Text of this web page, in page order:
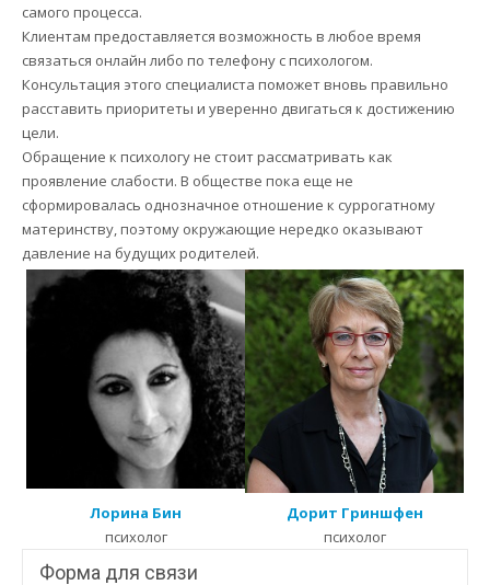
самого процесса.
Клиентам предоставляется возможность в любое время
связаться онлайн либо по телефону с психологом.
Консультация этого специалиста поможет вновь правильно
расставить приоритеты и уверенно двигаться к достижению
цели.
Обращение к психологу не стоит рассматривать как
проявление слабости. В обществе пока еще не
сформировалась однозначное отношение к суррогатному
материнству, поэтому окружающие нередко оказывают
давление на будущих родителей.
Лорина Бин
психолог
Дорит Гриншфен
психолог
Форма для связи